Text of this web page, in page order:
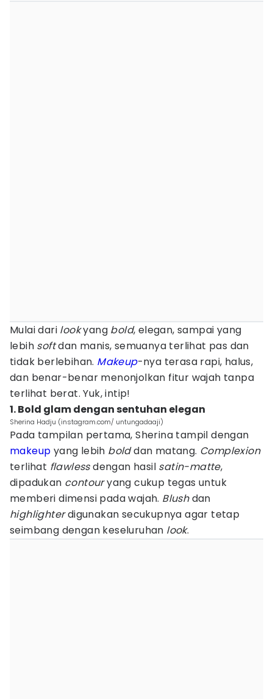
Mulai dari lookyang bold, elegan, sampai yang
lebih softdan manis, semuanya terlihat pas dan
tidak berlebihan. Makeup-nya terasa rapi, halus,
dan benar-benar menonjolkan fitur wajah tanpa
terlihat berat. Yuk, intip!
1. Bold glam dengan sentuhan elegan
Sherina Hadju (instagram.com/ untungadaaji)
Pada tampilan pertama, Sherina tampil dengan
makeup yang lebih bolddan matang. Complexion
terlihat flawlessdengan hasil satin-matte,
dipadukan contouryang cukup tegas untuk
memberi dimensi pada wajah. Blushdan
highlighterdigunakan secukupnya agar tetap
seimbang dengan keseluruhan look.